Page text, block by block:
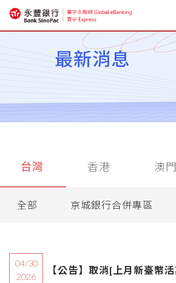
最新消息
匯率避險專區
金融資訊
最新消息
台灣 香港 澳門
全部 京城銀行合併專區
04/30
2026
【公告】取消[上月新臺幣